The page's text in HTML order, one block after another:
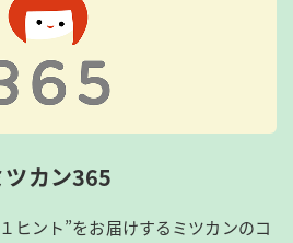
ツカン365
ヒント”をお届けするミツカンのコ